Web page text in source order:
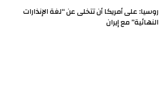
روسيا: على أمريكا أن تتخلى عن “لغة الإنذارات
النهائية” مع إيران